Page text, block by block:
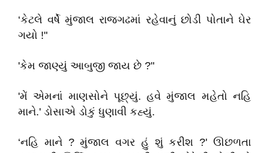
‘કેટલે વર્ષે મુંજાલ રાજગઢમાં રહેવાનું છોડી પોતાને ઘેર
ગયો !"
'કેમ જાણ્યું આબુજી જાય છે ?"
'મેં એમનાં માણસોને પૂછ્યું. હવે મુંજાલ મહેતો નહિ
માને.' ડોસાએ ડોકું ધુણાવી કહ્યું.
‘નહિ માને ? મુંજાલ વગર હું શું કરીશ ?' ઊછળતા